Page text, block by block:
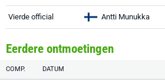
Vierde official Antti Munukka
Eerdere ontmoetingen
COMP. DATUM